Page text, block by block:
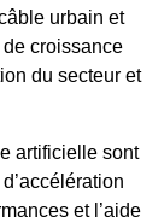
urbain et
croissance
du secteur et
artificielle sont
et l’aide